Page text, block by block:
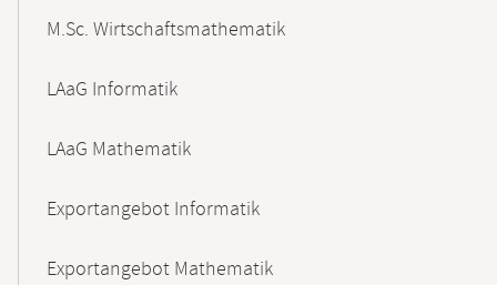
M.Sc. Wirtschaftsmathematik
LAaG Informatik
LAaG Mathematik
Exportangebot Informatik
Exportangebot Mathematik